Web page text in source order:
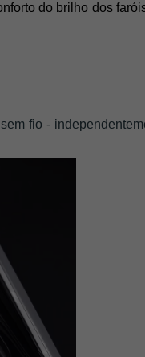
do brilho dos
fio -